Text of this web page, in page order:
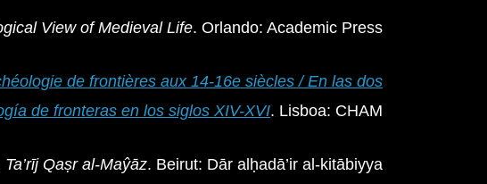
View of Medieval Life. Orlando: Academic Press
de frontières aux 14-16e siècles / En las dos
de fronteras en los siglos XIV-XVI. Lisboa: CHAM
Ta’rīj Qaṣr al-Maŷāz. Beirut: Dār alḥadā’ir al-kitābiyya